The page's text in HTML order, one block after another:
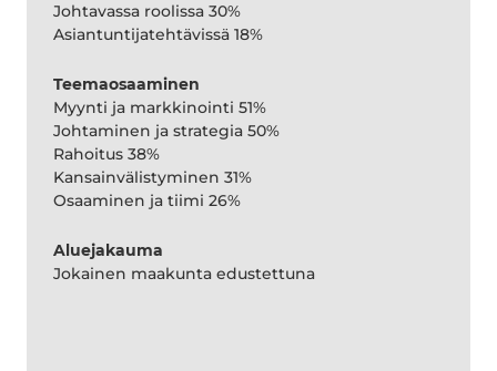
Johtavassa roolissa 30%
Asiantuntijatehtävissä 18%
Teemaosaaminen
Myynti ja markkinointi 51%
Johtaminen ja strategia 50%
Rahoitus 38%
Kansainvälistyminen 31%
Osaaminen ja tiimi 26%
Aluejakauma
Jokainen maakunta edustettuna